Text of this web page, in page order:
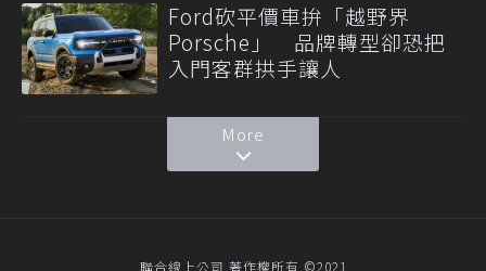
Ford砍平價車拚「越野界
Porsche」 品牌轉型卻恐把
入門客群拱手讓人
More
聯合線上公司 著作權所有 ©2021